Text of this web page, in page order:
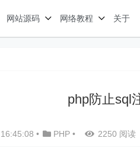
网站源码 网络教程 关于
php防止sql
• PHP • 2250 阅读